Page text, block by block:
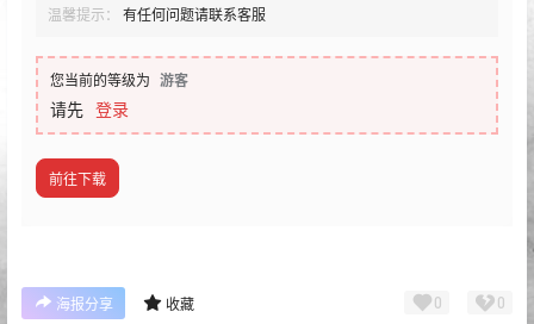
温馨提示：
有任何问题请联系客服
您当前的等级为 游客
请先 登录
前往下载
海报分享 收藏 0 0